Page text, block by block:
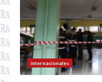
internacionales